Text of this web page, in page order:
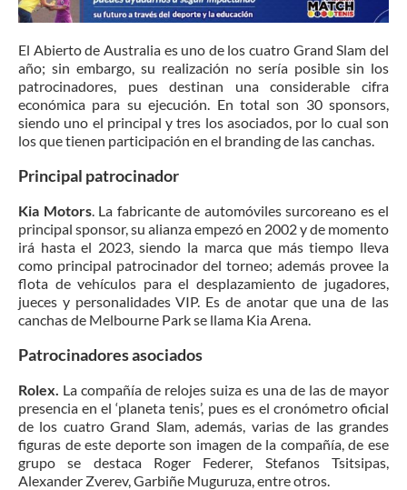
El Abierto de Australia es uno de los cuatro Grand Slam del
año; sin embargo, su realización no sería posible sin los
patrocinadores, pues destinan una considerable cifra
económica para su ejecución. En total son 30 sponsors,
siendo uno el principal y tres los asociados, por lo cual son
los que tienen participación en el branding de las canchas.
Principal patrocinador
Kia Motors. La fabricante de automóviles surcoreano es el
principal sponsor, su alianza empezó en 2002 y de momento
irá hasta el 2023, siendo la marca que más tiempo lleva
como principal patrocinador del torneo; además provee la
flota de vehículos para el desplazamiento de jugadores,
jueces y personalidades VIP. Es de anotar que una de las
canchas de Melbourne Park se llama Kia Arena.
Patrocinadores asociados
Rolex. La compañía de relojes suiza es una de las de mayor
presencia en el ‘planeta tenis’, pues es el cronómetro oficial
de los cuatro Grand Slam, además, varias de las grandes
figuras de este deporte son imagen de la compañía, de ese
grupo se destaca Roger Federer, Stefanos Tsitsipas,
Alexander Zverev, Garbiñe Muguruza, entre otros.